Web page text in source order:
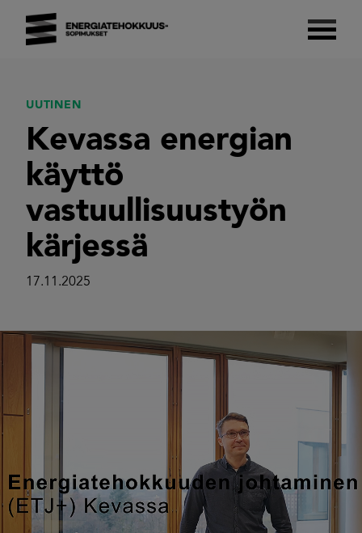
content
UUTINEN
Kevassa energian
käyttö
vastuullisuustyön
kärjessä
17.11.2025